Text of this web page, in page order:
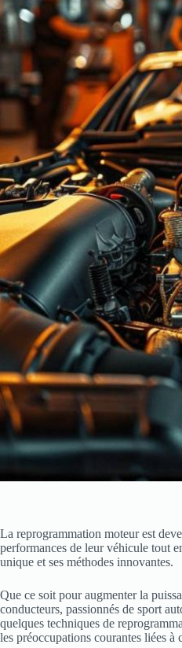
La reprogrammation moteur est
performances de leur véhicule tout
unique et ses méthodes innovantes.
Que ce soit pour augmenter la
conducteurs, passionnés de sport
quelques techniques de
les préoccupations courantes liées à